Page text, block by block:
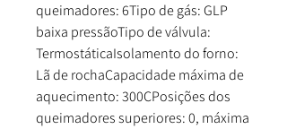
queimadores: 6Tipo de gás: GLP
baixa pressãoTipo de válvula:
TermostáticaIsolamento do forno:
Lã de rochaCapacidade máxima de
aquecimento: 300CPosições dos
queimadores superiores: 0, máxima